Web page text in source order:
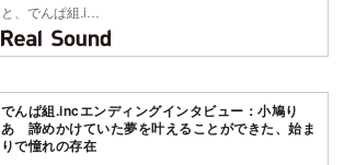
と、でんぱ組.i…
でんぱ組.incエンディングインタビュー：小鳩り
あ 諦めかけていた夢を叶えることができた、始ま
りで憧れの存在